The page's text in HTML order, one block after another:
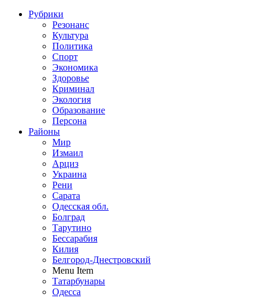
Рубрики
Резонанс
Культура
Политика
Спорт
Экономика
Здоровье
Криминал
Экология
Образование
Персона
Районы
Мир
Измаил
Арциз
Украина
Рени
Сарата
Одесская обл.
Болград
Тарутино
Бессарабия
Килия
Белгород-Днестровский
Menu Item
Татарбунары
Одесса